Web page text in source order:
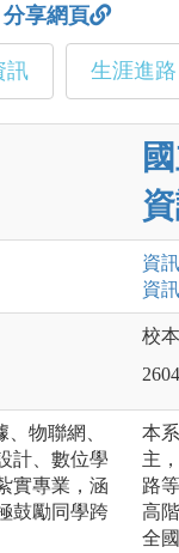
分享網頁
訊 生涯進路
資訊
資
校
物聯網、
計、數位學
實專業，涵
鼓勵同學跨
本
主
路
高
全